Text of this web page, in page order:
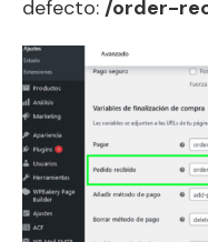
defecto: /order-